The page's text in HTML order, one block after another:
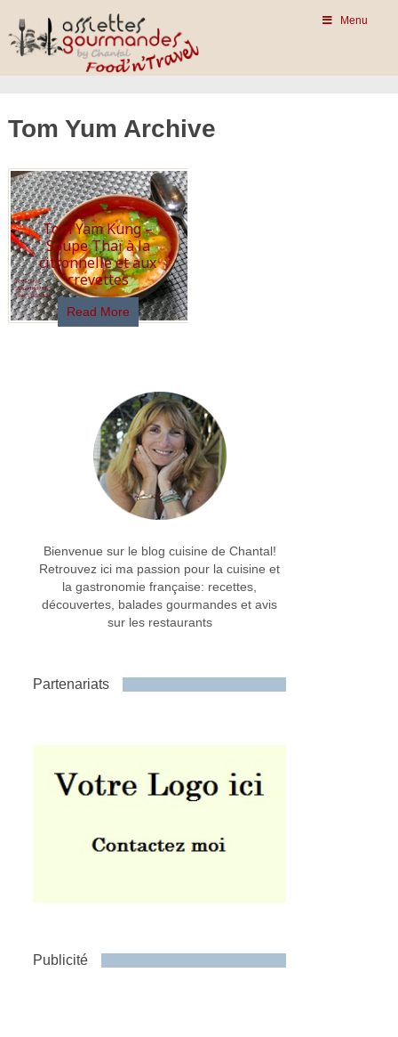
Menu
Tom Yum Archive
Tom Yam Kung –
Soupe Thaï à la
citronnelle et aux
crevettes
Read More
Bienvenue sur le blog cuisine de Chantal!
Retrouvez ici ma passion pour la cuisine et
la gastronomie française: recettes,
découvertes, balades gourmandes et avis
sur les restaurants
Partenariats
Publicité